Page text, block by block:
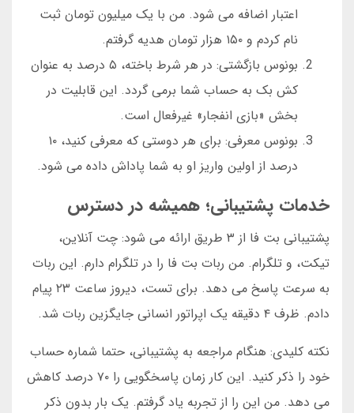
اعتبار اضافه می شود. من با یک میلیون تومان ثبت
نام کردم و ۱۵۰ هزار تومان هدیه گرفتم.
بونوس بازگشتی: در هر شرط باخته، ۵ درصد به عنوان
کش بک به حساب شما برمی گردد. این قابلیت در
بخش «بازی انفجار» غیرفعال است.
بونوس معرفی: برای هر دوستی که معرفی کنید، ۱۰
درصد از اولین واریز او به شما پاداش داده می شود.
خدمات پشتیبانی؛ همیشه در دسترس
پشتیبانی بت فا از ۳ طریق ارائه می شود: چت آنلاین،
تیکت، و تلگرام. من ربات بت فا را در تلگرام دارم. این ربات
به سرعت پاسخ می دهد. برای تست، دیروز ساعت ۲۳ پیام
دادم. ظرف ۴ دقیقه یک اپراتور انسانی جایگزین ربات شد.
نکته کلیدی: هنگام مراجعه به پشتیبانی، حتما شماره حساب
خود را ذکر کنید. این کار زمان پاسخگویی را ۷۰ درصد کاهش
می دهد. من این را از تجربه یاد گرفتم. یک بار بدون ذکر